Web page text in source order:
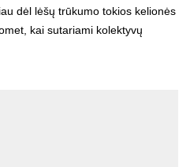
dėl lėšų trūkumo tokios kelionės
kai sutariami kolektyvų